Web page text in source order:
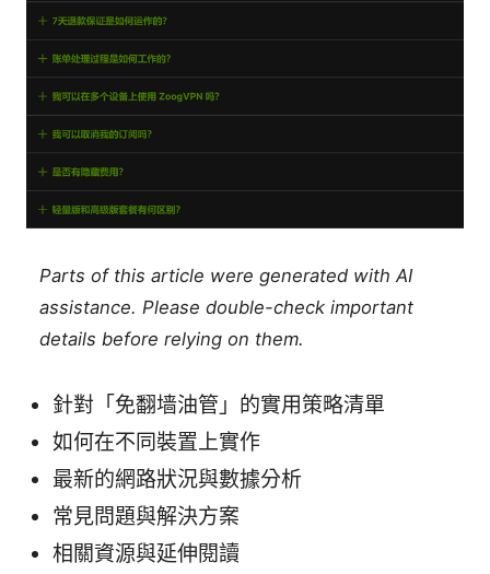
Parts of this article were generated with AI
assistance. Please double-check important
details before relying on them.
針對「免翻墙油管」的實用策略清單
如何在不同裝置上實作
最新的網路狀況與數據分析
常見問題與解決方案
相關資源與延伸閱讀